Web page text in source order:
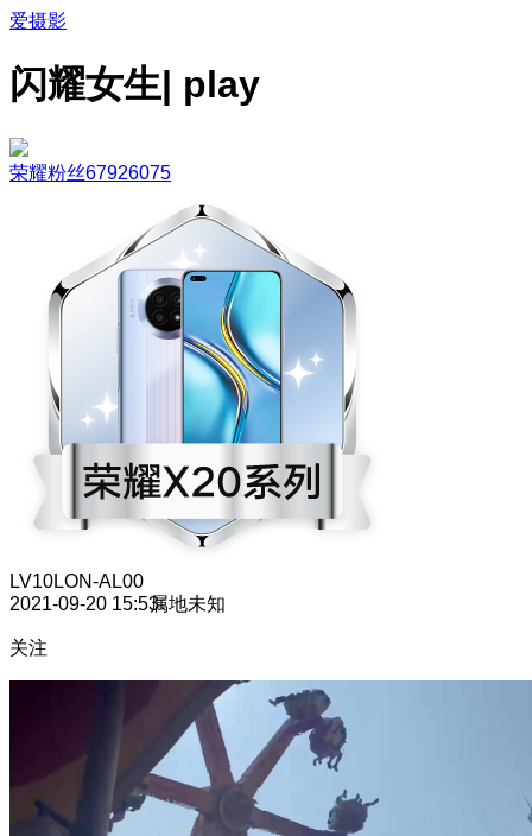
爱摄影
闪耀女生| play
荣耀粉丝67926075
LV10LON-AL00
2021-09-20 15:53属地未知
关注